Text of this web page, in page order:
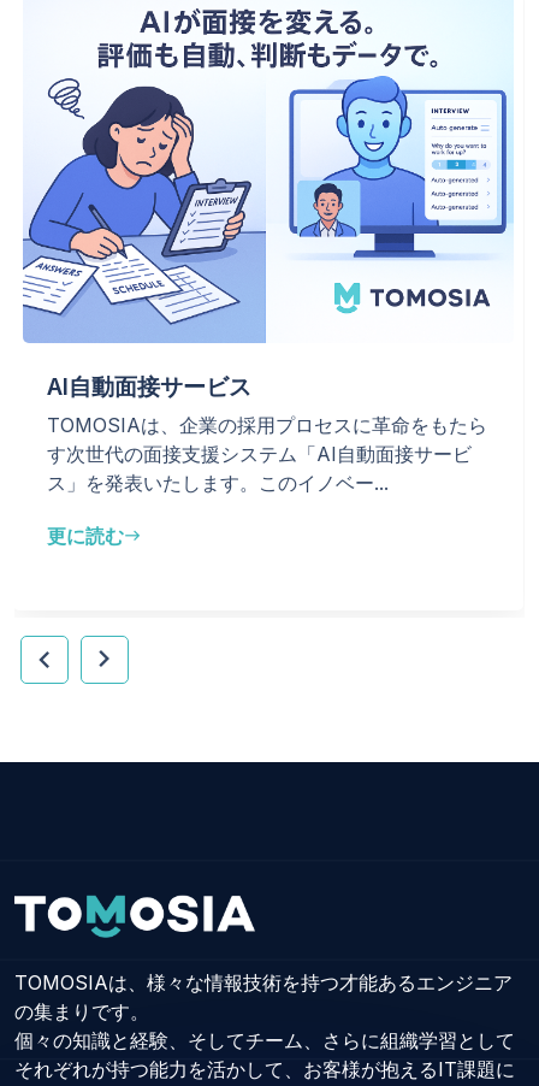
AI自動面接サービス
TOMOSIAは、企業の採用プロセスに革命をもたら
す次世代の面接支援システム「AI自動面接サービ
ス」を発表いたします。このイノベー...
更に読むeast
chevron_left chevron_right
TOMOSIAは、様々な情報技術を持つ才能あるエンジニア
の集まりです。
個々の知識と経験、そしてチーム、さらに組織学習として
それぞれが持つ能力を活かして、お客様が抱えるIT課題に